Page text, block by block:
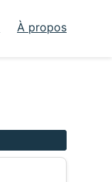
À propos